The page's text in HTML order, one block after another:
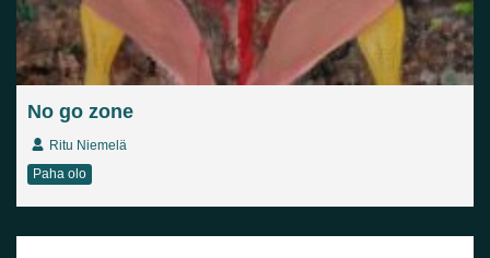
No go zone
Ritu Niemelä
Paha olo